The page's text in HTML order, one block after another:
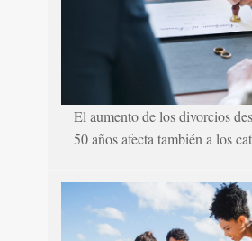
El aumento de los divorcios
50 años afecta también a los